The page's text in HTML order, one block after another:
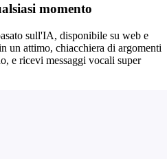
momento
sull'IA, disponibile su web e
un attimo, chiacchiera di argomenti
e ricevi messaggi vocali super